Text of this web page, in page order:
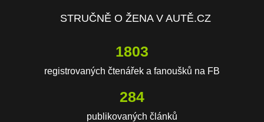
STRUČNĚ O ŽENA V AUTĚ.CZ
3729
registrovaných čtenářek a fanoušků na FB
589
publikovaných článků